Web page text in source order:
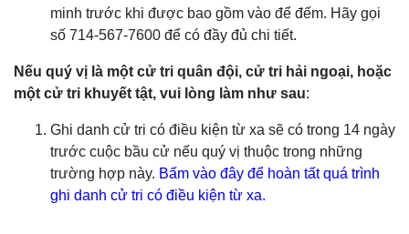
minh trước khi được bao gồm vào để đếm. Hãy gọi
số 714-567-7600 để có đầy đủ chi tiết.
Nếu quý vị là một cử tri quân đội, cử tri hải ngoại, hoặc
một cử tri khuyết tật, vui lòng làm như sau:
Ghi danh cử tri có điều kiện từ xa sẽ có trong 14 ngày
trước cuộc bầu cử nếu quý vị thuộc trong những
trường hợp này. Bấm vào đây để hoàn tất quá trình
ghi danh cử tri có điều kiện từ xa.